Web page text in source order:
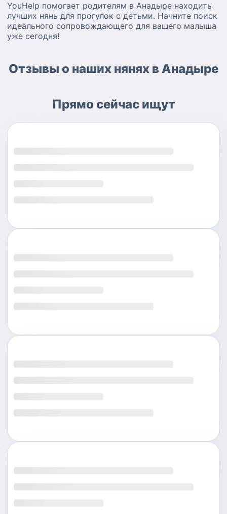
YouHelp помогает родителям в Анадыре находить
лучших нянь для прогулок с детьми. Начните поиск
идеального сопровождающего для вашего малыша
уже сегодня!
Отзывы о наших нянях в Анадыре
Прямо сейчас ищут